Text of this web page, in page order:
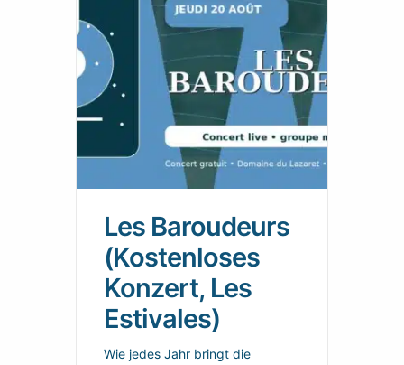
Les Baroudeurs
(Kostenloses
Konzert, Les
Estivales)
Wie jedes Jahr bringt die